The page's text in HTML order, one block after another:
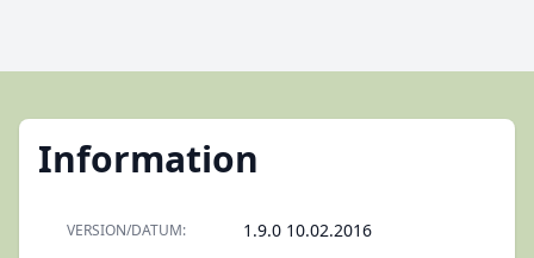
Information
VERSION/DATUM: 1.9.0 10.02.2016